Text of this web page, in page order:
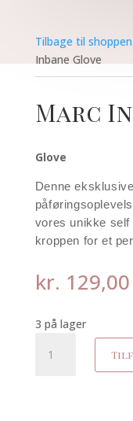
Tilbage til shoppen
Inbane Glove
Marc
Glove
Denne
vores unikke self
kroppen for et
kr. 129,00
3 på lager
Inbane